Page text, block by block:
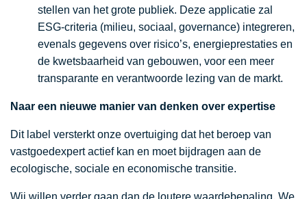
stellen van het grote publiek. Deze applicatie zal
ESG-criteria (milieu, sociaal, governance) integreren,
evenals gegevens over risico’s, energieprestaties en
de kwetsbaarheid van gebouwen, voor een meer
transparante en verantwoorde lezing van de markt.
Naar een nieuwe manier van denken over expertise
Dit label versterkt onze overtuiging dat het beroep van
vastgoedexpert actief kan en moet bijdragen aan de
ecologische, sociale en economische transitie.